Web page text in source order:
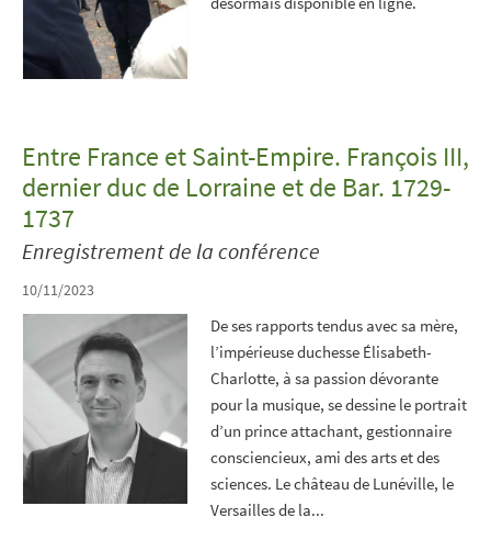
Entre France et Saint-Empire. François III,
dernier duc de Lorraine et de Bar. 1729-
1737
Enregistrement de la conférence
10/11/2023
De ses rapports tendus avec sa mère,
l’impérieuse duchesse Élisabeth-
Charlotte, à sa passion dévorante
pour la musique, se dessine le portrait
d’un prince attachant, gestionnaire
consciencieux, ami des arts et des
sciences. Le château de Lunéville, le
Versailles de la...